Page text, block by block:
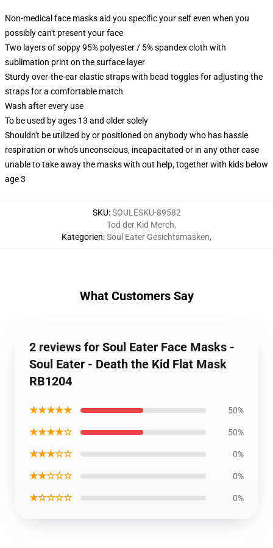
Non-medical face masks aid you specific your self even when you
possibly can't present your face
Two layers of soppy 95% polyester / 5% spandex cloth with
sublimation print on the surface layer
Sturdy over-the-ear elastic straps with bead toggles for adjusting the
straps for a comfortable match
Wash after every use
To be used by ages 13 and older solely
Shouldn't be utilized by or positioned on anybody who has hassle
respiration or who's unconscious, incapacitated or in any other case
unable to take away the masks with out help, together with kids below
age 3
SKU:SOULESKU-89582
Kategorien:
Tod der Kid Merch,
Soul Eater Gesichtsmasken,
What Customers Say
2 reviews for Soul Eater Face Masks -
Soul Eater - Death the Kid Flat Mask
RB1204
★★★★★ 50%
★★★★☆ 50%
★★★☆☆ 0%
★★☆☆☆ 0%
★☆☆☆☆ 0%